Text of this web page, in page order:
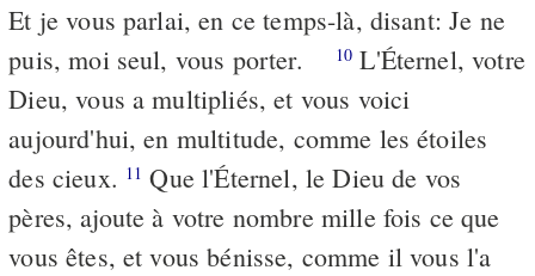
Et je vous parlai, en ce temps-là, disant: Je ne
puis, moi seul, vous porter.
10 L'Éternel, votre
Dieu, vous a multipliés, et vous voici
aujourd'hui, en multitude, comme les étoiles
des cieux. 11 Que l'Éternel, le Dieu de vos
pères, ajoute à votre nombre mille fois ce que
vous êtes, et vous bénisse, comme il vous l'a